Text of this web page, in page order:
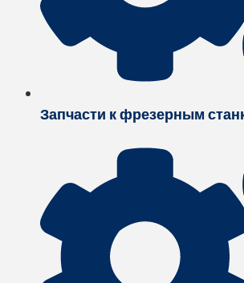
Запчасти к фрезерным